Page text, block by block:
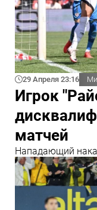
29 Апреля 23:16
Игрок
матчей
Нападающий